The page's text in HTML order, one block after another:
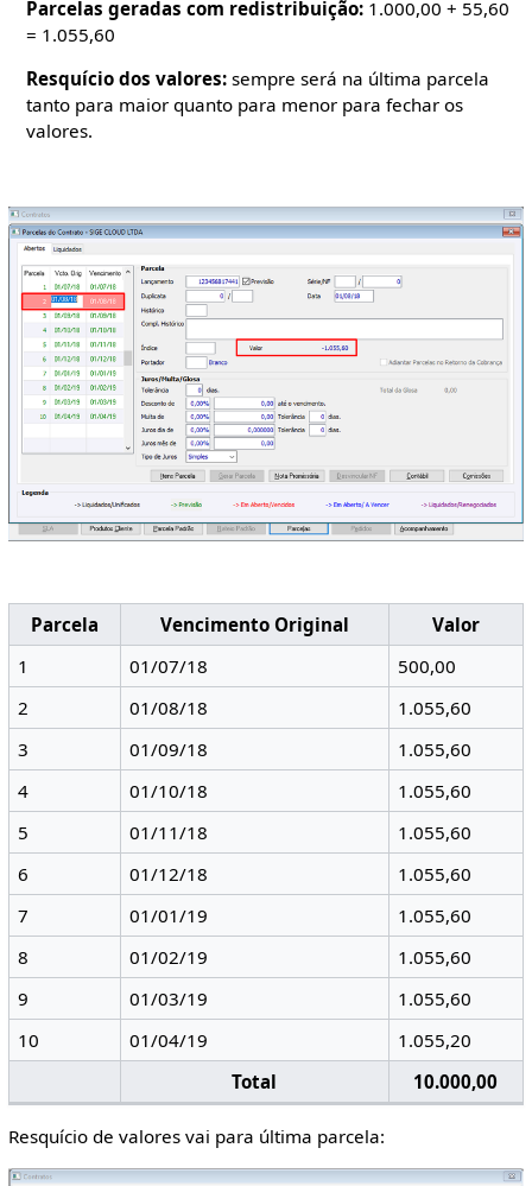
Parcelas geradas com redistribuição: 1.000,00 + 55,60
= 1.055,60
Resquício dos valores: sempre será na última parcela
tanto para maior quanto para menor para fechar os
valores.
Parcela Vencimento Original
Valor
1
01/07/18
500,00
2
01/08/18
1.055,60
3
01/09/18
1.055,60
4
01/10/18
1.055,60
5
01/11/18
1.055,60
6
01/12/18
1.055,60
7
01/01/19
1.055,60
8
01/02/19
1.055,60
9
01/03/19
1.055,60
10
01/04/19
1.055,20
Total
10.000,00
Resquício de valores vai para última parcela: